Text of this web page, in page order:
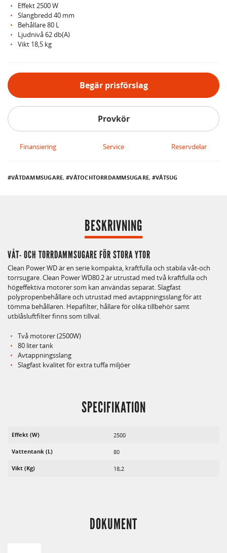
Effekt 2500 W
Slangbredd 40 mm
Behållare 80 L
Ljudnivå 62 db(A)
Vikt 18,5 kg
Begär prisförslag
Provkör
Finansiering Service Reservdelar
VÅTDAMMSUGARE, VÅTOCHTORRDAMMSUGARE, VÅTSUG
BESKRIVNING
VÅT- OCH TORRDAMMSUGARE FÖR STORA YTOR
Clean Power WD är en serie kompakta, kraftfulla och stabila våt-och
torrsugare. Clean Power WD80.2 är utrustad med två kraftfulla och
högeffektiva motorer som kan användas separat. Slagfast
polypropenbehållare och utrustad med avtappningsslang för att
tömma behållaren. Hepafilter, hållare för olika tillbehör samt
utblåsluftfilter finns som tillval.
Två motorer (2500W)
80 liter tank
Avtappningsslang
Slagfast kvalitet för extra tuffa miljöer
SPECIFIKATION
Effekt (W) 2500
Vattentank (L) 80
Vikt (Kg) 18,2
DOKUMENT